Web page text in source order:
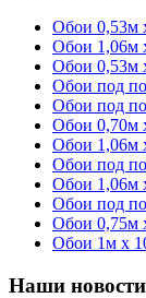
Обои 0,53м
Обои 1,06м
Обои 0,53м
Обои под
Обои под
Обои 0,70м
Обои 1,06м
Обои под
Обои 1,06м
Обои под
Обои 0,75м
Обои 1м х
Наши новости